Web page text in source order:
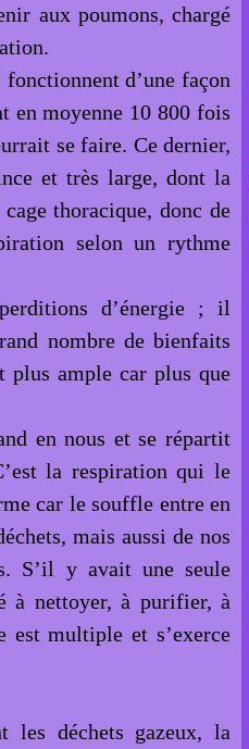
aux poumons, chargé
d’une façon
en moyenne 10 800 fois
se faire. Ce dernier,
et très large, dont la
thoracique, donc de
selon un rythme
d’énergie ; il
nombre de bienfaits
plus ample car plus que
en nous et se répartit
la respiration qui le
car le souffle entre en
mais aussi de nos
S’il y avait une seule
à nettoyer, à purifier, à
est multiple et s’exerce
les déchets gazeux, la